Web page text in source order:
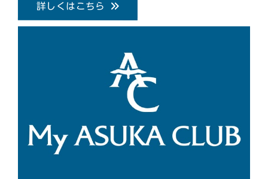
詳しくはこちら